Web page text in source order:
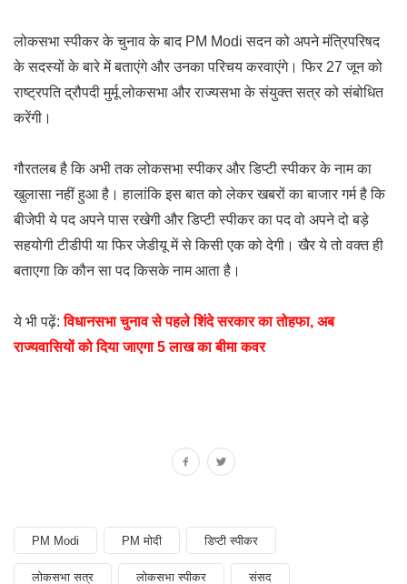
लोकसभा स्पीकर के चुनाव के बाद PM Modi सदन को अपने मंत्रिपरिषद
के सदस्यों के बारे में बताएंगे और उनका परिचय करवाएंगे। फिर 27 जून को
राष्ट्रपति द्रौपदी मुर्मू लोकसभा और राज्यसभा के संयुक्त सत्र को संबोधित
करेंगी।
गौरतलब है कि अभी तक लोकसभा स्पीकर और डिप्टी स्पीकर के नाम का
खुलासा नहीं हुआ है। हालांकि इस बात को लेकर खबरों का बाजार गर्म है कि
बीजेपी ये पद अपने पास रखेगी और डिप्टी स्पीकर का पद वो अपने दो बड़े
सहयोगी टीडीपी या फिर जेडीयू में से किसी एक को देगी। खैर ये तो वक्त ही
बताएगा कि कौन सा पद किसके नाम आता है।
ये भी पढ़ें:विधानसभा चुनाव से पहले शिंदे सरकार का तोहफा, अब
राज्यवासियों को दिया जाएगा 5 लाख का बीमा कवर
PM Modi PM मोदी डिप्टी स्पीकर
लोकसभा सत्र लोकसभा स्पीकर संसद